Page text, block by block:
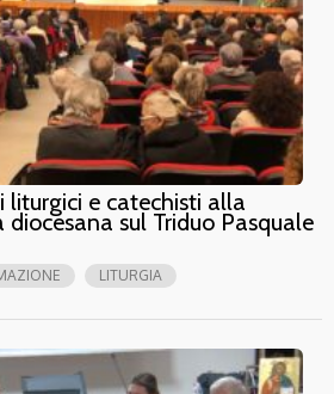
liturgici e catechisti alla
sul Triduo Pasquale
LITURGIA